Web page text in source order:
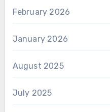
February 2026
January 2026
August 2025
July 2025